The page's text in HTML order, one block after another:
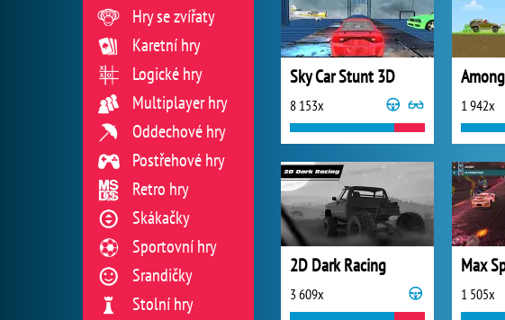
Sky Car Stunt 3D
8 153x 1 942x
2D Dark Racing
3 609x
Max
1 505x
Hry se zvířaty
Karetní hry
Logické hry
Multiplayer hry
Oddechové hry
Postřehové hry
Retro hry
Skákačky
Sportovní hry
Srandičky
Stolní hry